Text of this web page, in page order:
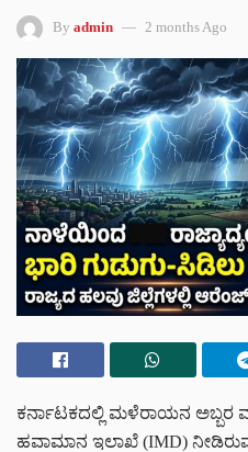
By admin 2 months Ago
ಕರ್ನಾಟಕದಲ್ಲಿ ಮಳೆರಾಯನ ಅಬ್ಬರ
ಹವಾಮಾನ ಇಲಾಖೆ (IMD)